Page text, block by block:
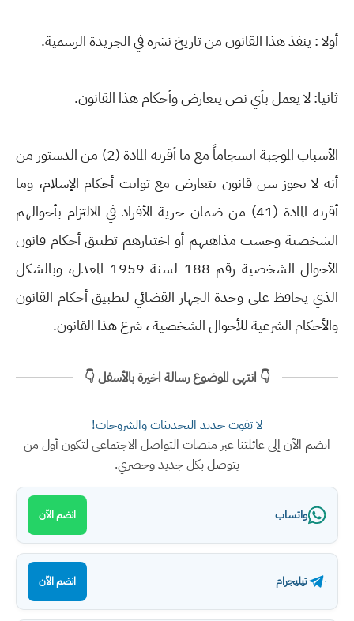
أولا : ينفذ هذا القانون من تاريخ نشره في الجريدة الرسمية.
ثانيا: لا يعمل بأي نص يتعارض وأحكام هذا القانون.
الأسباب الموجبة انسجاماً مع ما أقرته المادة (2) من الدستور من
أنه لا يجوز سن قانون يتعارض مع ثوابت أحكام الإسلام، وما
أقرته المادة (41) من ضمان حرية الأفراد في الالتزام بأحوالهم
الشخصية وحسب مذاهبهم أو اختيارهم تطبيق أحكام قانون
الأحوال الشخصية رقم 188 لسنة 1959 المعدل، وبالشكل
الذي يحافظ على وحدة الجهاز القضائي لتطبيق أحكام القانون
والأحكام الشرعية للأحوال الشخصية ، شرع هذا القانون.
👇 انتهى الموضوع رسالة اخيرة بالأسفل 👇
لا تفوت جديد التحديثات والشروحات!
انضم الآن إلى عائلتنا عبر منصات التواصل الاجتماعي لتكون أول من
يتوصل بكل جديد وحصري.
واتساب انضم الآن
تيليجرام انضم الآن